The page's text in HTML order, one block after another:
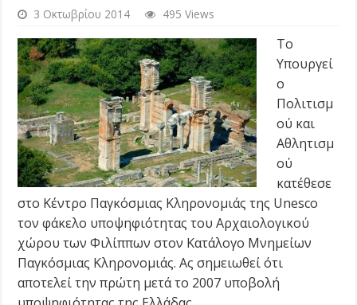
3 Οκτωβρίου 2014 495 Views
Το
Υπουργεί
ο
Πολιτισμ
ού και
Αθλητισμ
ού
κατέθεσε
στο Κέντρο Παγκόσμιας Κληρονομιάς της Unesco
τον φάκελο υποψηφιότητας του Αρχαιολογικού
χώρου των Φιλίππων στον Κατάλογο Μνημείων
Παγκόσμιας Κληρονομιάς. Ας σημειωθεί ότι
αποτελεί την πρώτη μετά το 2007 υποβολή